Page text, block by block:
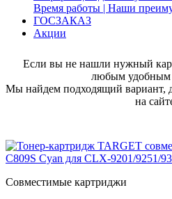
Время работы | Наши
ГОСЗАКАЗ
Акции
Если вы не нашли нужный
любым удобным
Мы найдем подходящий вариант,
на
Совместимые картриджи